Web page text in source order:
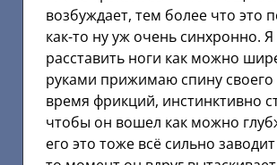
возбуждает, тем более что это
как-то ну уж очень синхронно.
расставить ноги как можно
руками прижимаю спину
время фрикций, инстинктивно
чтобы он вошел как можно
его это тоже всё сильно